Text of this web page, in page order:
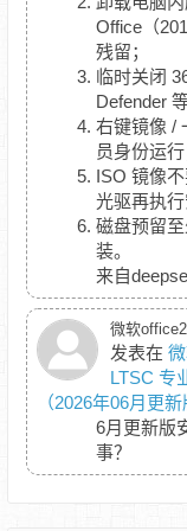
Office（
残留；
临时关闭
Defender
右键镜像 /
员身份运行
ISO 镜像
光驱再执行
磁盘预留
装。
来自
微软
发表在
LTSC 专
（2026年06月更新
6月更新版
事？